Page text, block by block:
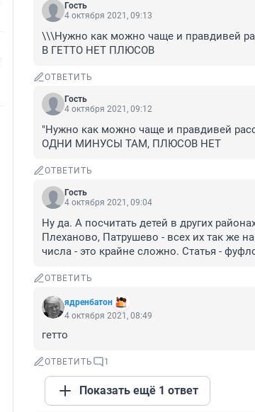
Гость
4 октября 2021, 09:13
\\\Нужно как можно чаще и правдивей
В ГЕТТО НЕТ ПЛЮСОВ
ОТВЕТИТЬ
Гость
4 октября 2021, 09:12
"Нужно как можно чаще и правдивей
ОДНИ МИНУСЫ ТАМ, ПЛЮСОВ НЕТ
ОТВЕТИТЬ
Гость
4 октября 2021, 09:04
Ну да. А посчитать детей в других
Плеханово, Патрушево - всех их так же
числа - это крайне сложно. Статья -
ОТВЕТИТЬ
ядренбатон
4 октября 2021, 08:49
гетто
ОТВЕТИТЬ 1
Показать ещё 1 ответ